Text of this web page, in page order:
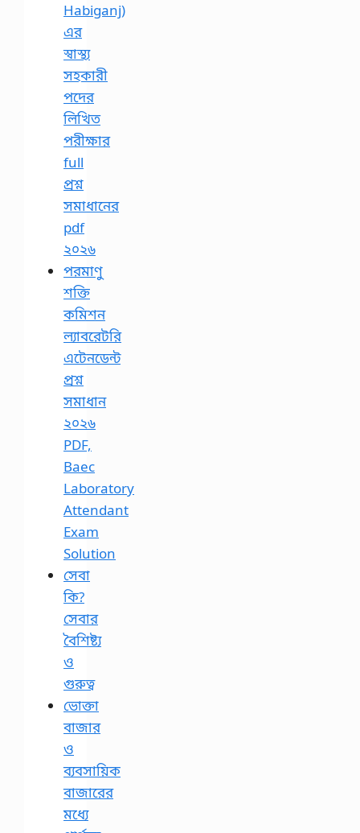
Habiganj)
এর
স্বাস্থ্য
সহকারী
পদের
লিখিত
পরীক্ষার
full
প্রশ্ন
সমাধানের
pdf
২০২৬
পরমাণু
শক্তি
কমিশন
ল্যাবরেটরি
এটেনডেন্ট
প্রশ্ন
সমাধান
২০২৬
PDF,
Baec
Laboratory
Attendant
Exam
Solution
সেবা
কি?
সেবার
বৈশিষ্ট্য
ও
গুরুত্ব
ভোক্তা
বাজার
ও
ব্যবসায়িক
বাজারের
মধ্যে